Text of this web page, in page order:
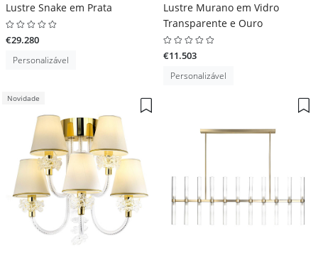
Lustre Snake em Prata
€29.280
Personalizável
Lustre Murano em Vidro
Transparente e Ouro
€11.503
Personalizável
Novidade